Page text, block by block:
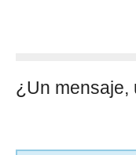
¿Un mensaje,